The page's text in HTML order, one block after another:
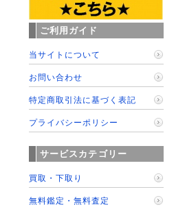
ご利用ガイド
当サイトについて
お問い合わせ
特定商取引法に基づく表記
プライバシーポリシー
サービスカテゴリー
買取・下取り
無料鑑定・無料査定